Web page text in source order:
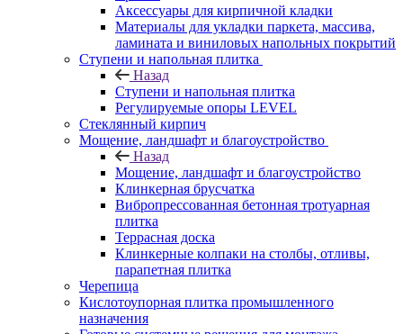
Аксессуары для кирпичной кладки
Материалы для укладки паркета, массива,
ламината и виниловых напольных покрытий
Ступени и напольная плитка
Назад
Ступени и напольная плитка
Регулируемые опоры LEVEL
Cтеклянный кирпич
Мощение, ландшафт и благоустройство
Назад
Мощение, ландшафт и благоустройство
Клинкерная брусчатка
Вибропрессованная бетонная тротуарная
плитка
Террасная доска
Клинкерные колпаки на столбы, отливы,
парапетная плитка
Черепица
Кислотоупорная плитка промышленного
назначения